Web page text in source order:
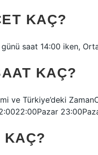
KAÇ?
günü saat 14:00 iken,
KAÇ?
ve Türkiye’deki
KAÇ?